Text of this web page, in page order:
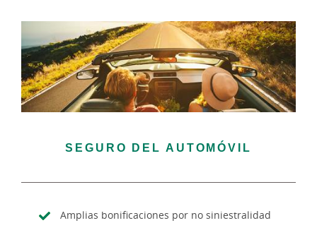
SEGURO DEL AUTOMÓVIL
Amplias bonificaciones por no siniestralidad